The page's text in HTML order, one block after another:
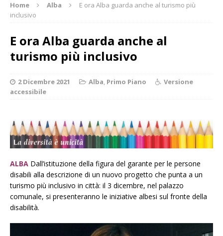
Home Alba
E ora Alba guarda anche al turismo più
inclusivo
E ora Alba guarda anche al
turismo più inclusivo
2 Dicembre 2021 Alba, Primo Piano
Versione
accessibile
ALBA Dall’istituzione della figura del garante per le persone
disabili alla descrizione di un nuovo progetto che punta a un
turismo più inclusivo in città: il 3 dicembre, nel palazzo
comunale, si presenteranno le iniziative albesi sul fronte della
disabilità.